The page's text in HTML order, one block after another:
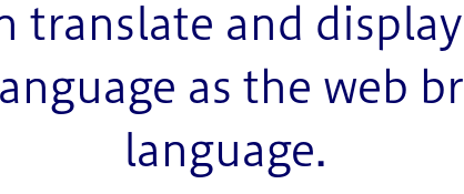
translate and
as the web
language.